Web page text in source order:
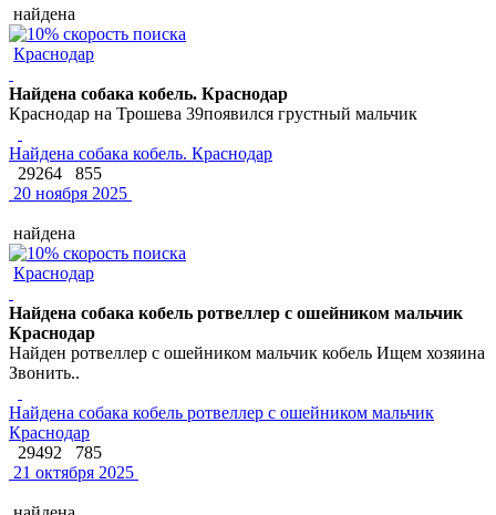
найдена
Краснодар
Найдена собака кобель. Краснодар
Краснодар на Трошева 39появился грустный мальчик
Найдена собака кобель. Краснодар
29264
855
20 ноября 2025
найдена
Краснодар
Найдена собака кобель ротвеллер с ошейником мальчик
Краснодар
Найден ротвеллер с ошейником мальчик кобель Ищем хозяина
Звонить..
Найдена собака кобель ротвеллер с ошейником мальчик
Краснодар
29492
785
21 октября 2025